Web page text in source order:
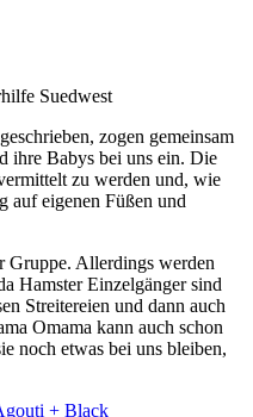
zogen gemeinsam
ihre Babys bei uns ein. Die
zu werden und, wie
auf eigenen Füßen und
Gruppe. Allerdings werden
Hamster Einzelgänger sind
Streitereien und dann auch
Omama kann auch schon
noch etwas bei uns bleiben,
+ Black